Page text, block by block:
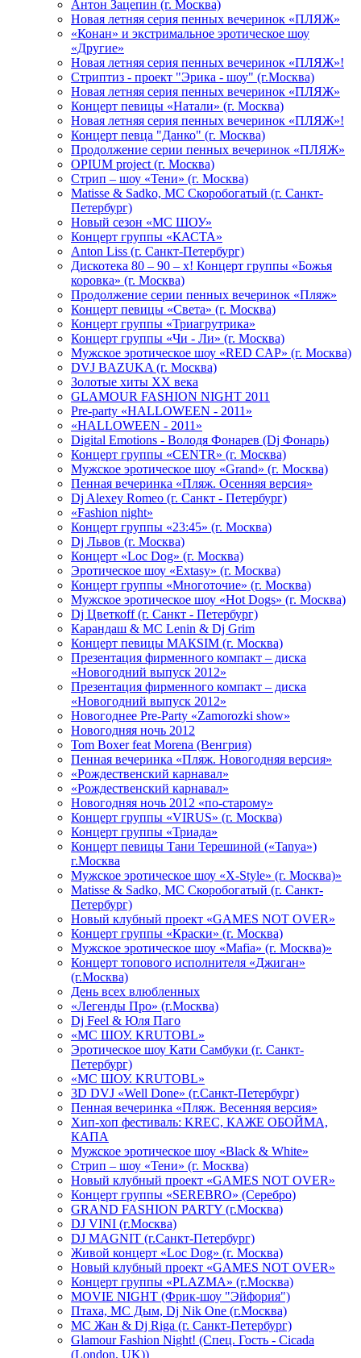
Антон Зацепин (г. Москва)
Новая летняя серия пенных вечеринок «ПЛЯЖ»
«Конан» и экстримальное эротическое шоу
«Другие»
Новая летняя серия пенных вечеринок «ПЛЯЖ»!
Стриптиз - проект "Эрика - шоу" (г.Москва)
Новая летняя серия пенных вечеринок «ПЛЯЖ»
Концерт певицы «Натали» (г. Москва)
Новая летняя серия пенных вечеринок «ПЛЯЖ»!
Концерт певца "Данко" (г. Москва)
Продолжение серии пенных вечеринок «ПЛЯЖ»
OPIUM project (г. Москва)
Стрип – шоу «Тени» (г. Москва)
Matissе & Sadko, MC Скоробогатый (г. Санкт-
Петербург)
Новый сезон «МС ШОУ»
Концерт группы «КАСТА»
Anton Liss (г. Санкт-Петербург)
Дискотека 80 – 90 – х! Концерт группы «Божья
коровка» (г. Москва)
Продолжение серии пенных вечеринок «Пляж»
Концерт певицы «Света» (г. Москва)
Концерт группы «Триагрутрика»
Концерт группы «Чи - Ли» (г. Москва)
Мужское эротическое шоу «RED CAP» (г. Москва)
DVJ BAZUKA (г. Москва)
Золотые хиты XX века
GLAMOUR FASHION NIGHT 2011
Pre-party «HALLOWEEN - 2011»
«HALLOWEEN - 2011»
Digital Emotions - Володя Фонарев (Dj Фонарь)
Концерт группы «CENTR» (г. Москва)
Мужское эротическое шоу «Grand» (г. Москва)
Пенная вечеринка «Пляж. Осенняя версия»
Dj Alexey Romeo (г. Санкт - Петербург)
«Fashion night»
Концерт группы «23:45» (г. Москва)
Dj Львов (г. Москва)
Концерт «Loc Dog» (г. Москва)
Эротическое шоу «Extasy» (г. Москва)
Концерт группы «Многоточие» (г. Москва)
Мужское эротическое шоу «Hot Dogs» (г. Москва)
Dj Цветкоff (г. Санкт - Петербург)
Карандаш & МС Lenin & Dj Grim
Концерт певицы МАКSIМ (г. Москва)
Презентация фирменного компакт – диска
«Новогодний выпуск 2012»
Презентация фирменного компакт – диска
«Новогодний выпуск 2012»
Новогоднее Pre-Party «Zamorozki show»
Новогодняя ночь 2012
Tom Boxer feat Morena (Венгрия)
Пенная вечеринка «Пляж. Новогодняя версия»
«Рождественский карнавал»
«Рождественский карнавал»
Новогодняя ночь 2012 «по-старому»
Концерт группы «VIRUS» (г. Москва)
Концерт группы «Триада»
Концерт певицы Тани Терешиной («Tanya»)
г.Москва
Мужское эротическое шоу «X-Style» (г. Москва)»
Matissе & Sadko, MC Скоробогатый (г. Санкт-
Петербург)
Новый клубный проект «GAMES NOT OVER»
Концерт группы «Краски» (г. Москва)
Мужское эротическое шоу «Mafia» (г. Москва)»
Концерт топового исполнителя «Джиган»
(г.Москва)
День всех влюбленных
«Легенды Про» (г.Москва)
Dj Feel & Юля Паго
«МС ШОУ. KRUTOBL»
Эротическое шоу Кати Самбуки (г. Санкт-
Петербург)
«МС ШОУ. KRUTOBL»
3D DVJ «Well Done» (г.Санкт-Петербург)
Пенная вечеринка «Пляж. Весенняя версия»
Хип-хоп фестиваль: KREC, КАЖЕ ОБОЙМА,
КАПА
Мужское эротическое шоу «Black & White»
Стрип – шоу «Тени» (г. Москва)
Новый клубный проект «GAMES NOT OVER»
Концерт группы «SEREBRO» (Серебро)
GRAND FASHION PARTY (г.Москва)
DJ VINI (г.Москва)
DJ MAGNIT (г.Санкт-Петербург)
Живой концерт «Loc Dog» (г. Москва)
Новый клубный проект «GAMES NOT OVER»
Концерт группы «PLAZMA» (г.Москва)
MOVIE NIGHT (Фрик-шоу "Эйфория")
Птаха, МС Дым, Dj Nik One (г.Москва)
МС Жан & Dj Riga (г. Санкт-Петербург)
Glamour Fashion Night! (Спец. Гость - Cicada
(London, UK))